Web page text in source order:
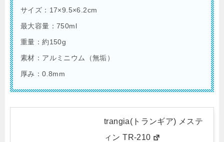
サイズ：17×9.5×6.2cm
最大容量：750ml
重量：約150g
素材：アルミニウム（無垢）
厚み：0.8mm
trangia(トランギア) メステ
ィン TR-210